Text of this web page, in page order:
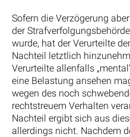
Sofern die Verzögerung
der
wurde, hat der Verurteilte
Nachteil letztlich
Verurteilte allenfalls
eine Belastung ansehen
wegen des noch
rechtstreuem Verhalten
Nachteil ergibt sich aus
allerdings nicht. Nachdem